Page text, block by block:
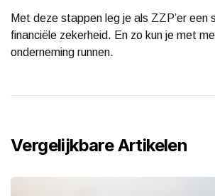
Met deze stappen leg je als ZZP’er een
financiële zekerheid. En zo kun je met
onderneming runnen.
Vergelijkbare Artikelen